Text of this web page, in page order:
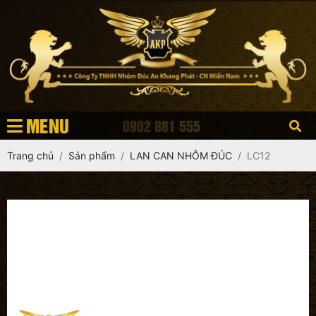
MENU 0902 881 555
Trang chủ Sản phẩm LAN CAN NHÔM ĐÚC LC12